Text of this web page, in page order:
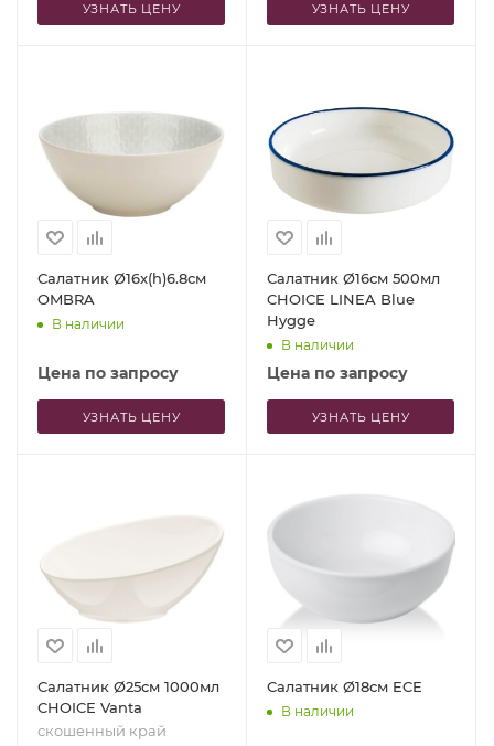
УЗНАТЬ ЦЕНУ УЗНАТЬ ЦЕНУ
Салатник Ø16x(h)6.8см
OMBRA
В наличии
Цена по запросу
УЗНАТЬ ЦЕНУ
Салатник Ø16см 500мл
CHOICE LINEA Blue
Hygge
В наличии
Цена по запросу
УЗНАТЬ ЦЕНУ
Салатник Ø25см 1000мл
CHOICE Vanta
скошенный край
Салатник Ø18см ECE
В наличии